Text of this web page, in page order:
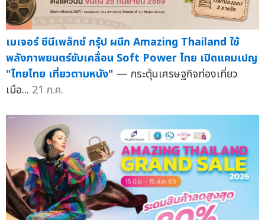
เมเจอร์ ซีนีเพล็กซ์ กรุ้ป ผนึก Amazing Thailand ใช้
พลังภาพยนตร์ขับเคลื่อน Soft Power ไทย เปิดแคมเปญ
"ไทยไทย เที่ยวตามหนัง" — กระตุ้นเศรษฐกิจท่องเที่ยว
เมือ... 21 ก.ค.